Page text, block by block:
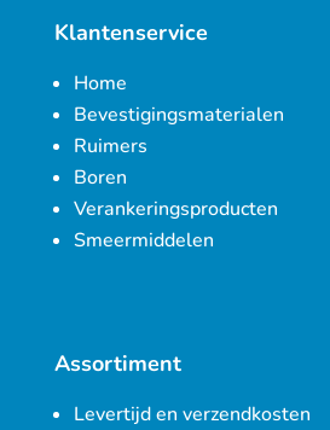
Klantenservice
Home
Bevestigingsmaterialen
Ruimers
Boren
Verankeringsproducten
Smeermiddelen
Assortiment
Levertijd en verzendkosten